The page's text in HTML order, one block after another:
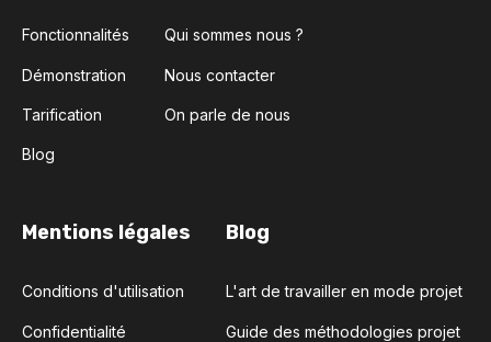
Fonctionnalités
Démonstration
Tarification
Blog
Qui sommes nous ?
Nous contacter
On parle de nous
Mentions légales
Conditions d'utilisation
Confidentialité
Blog
L'art de travailler en mode projet
Guide des méthodologies projet